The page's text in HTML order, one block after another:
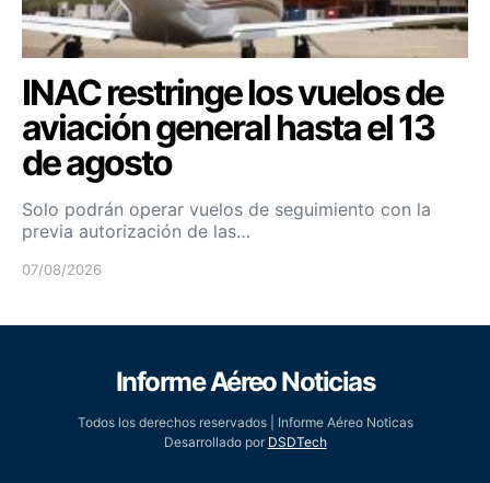
INAC restringe los vuelos de
aviación general hasta el 13
de agosto
Solo podrán operar vuelos de seguimiento con la
previa autorización de las…
07/08/2026
Informe Aéreo Noticias
Todos los derechos reservados | Informe Aéreo Noticas
Desarrollado por DSDTech